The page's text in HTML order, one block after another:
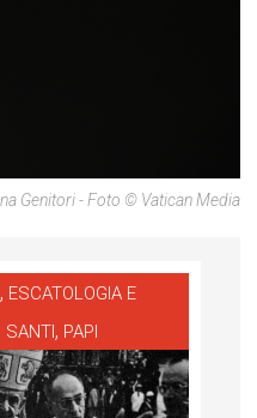
Genitori - Foto © Vatican Media
, ESCATOLOGIA E
SANTI, PAPI